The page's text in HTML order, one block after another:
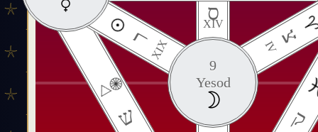
ס
XIV
רXIX
צ
IV
ק ש
9
Yesod